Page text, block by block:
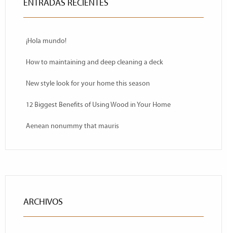
ENTRADAS RECIENTES
¡Hola mundo!
How to maintaining and deep cleaning a deck
New style look for your home this season
12 Biggest Benefits of Using Wood in Your Home
Aenean nonummy that mauris
ARCHIVOS